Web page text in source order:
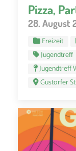
Pizza,
28. August
Freizeit
Jugendtreff
Jugendtreff
Gustorfer